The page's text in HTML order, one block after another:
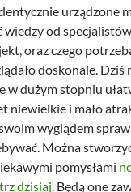
urządzone
wiedzy od
oraz czego
doskonale. Dziś
w dużym stopniu
niewielkie i mało
wyglądem
Można
pomysłami
dzisiaj. Będą one